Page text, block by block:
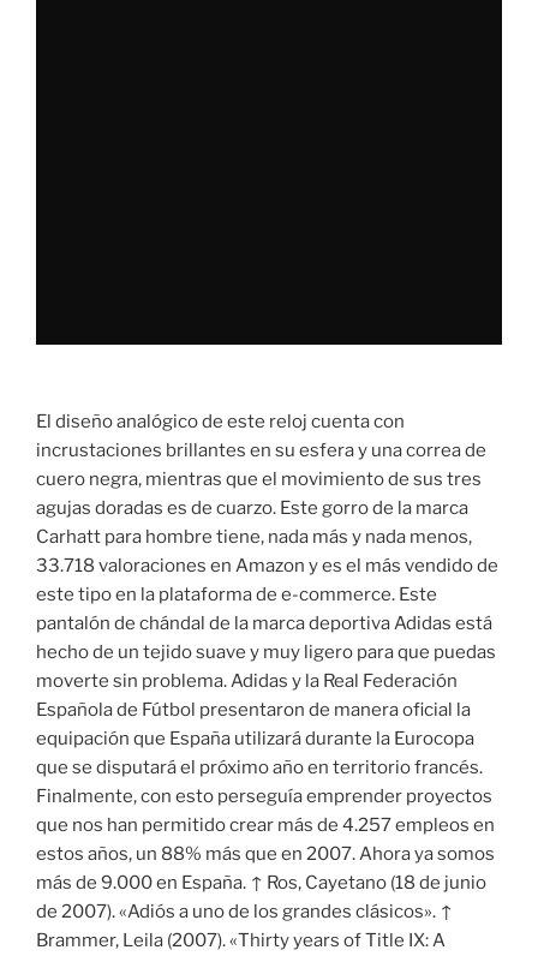
El diseño analógico de este reloj cuenta con
incrustaciones brillantes en su esfera y una correa de
cuero negra, mientras que el movimiento de sus tres
agujas doradas es de cuarzo. Este gorro de la marca
Carhatt para hombre tiene, nada más y nada menos,
33.718 valoraciones en Amazon y es el más vendido de
este tipo en la plataforma de e-commerce. Este
pantalón de chándal de la marca deportiva Adidas está
hecho de un tejido suave y muy ligero para que puedas
moverte sin problema. Adidas y la Real Federación
Española de Fútbol presentaron de manera oficial la
equipación que España utilizará durante la Eurocopa
que se disputará el próximo año en territorio francés.
Finalmente, con esto perseguía emprender proyectos
que nos han permitido crear más de 4.257 empleos en
estos años, un 88% más que en 2007. Ahora ya somos
más de 9.000 en España. ↑ Ros, Cayetano (18 de junio
de 2007). «Adiós a uno de los grandes clásicos». ↑
Brammer, Leila (2007). «Thirty years of Title IX: A